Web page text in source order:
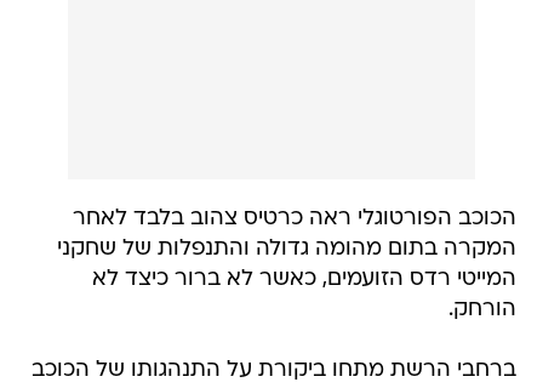
הכוכב הפורטוגלי ראה כרטיס צהוב בלבד לאחר
המקרה בתום מהומה גדולה והתנפלות של שחקני
המייטי רדס הזועמים, כאשר לא ברור כיצד לא
הורחק.
ברחבי הרשת מתחו ביקורת על התנהגותו של הכוכב